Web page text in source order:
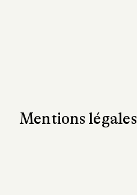
Mentions légales